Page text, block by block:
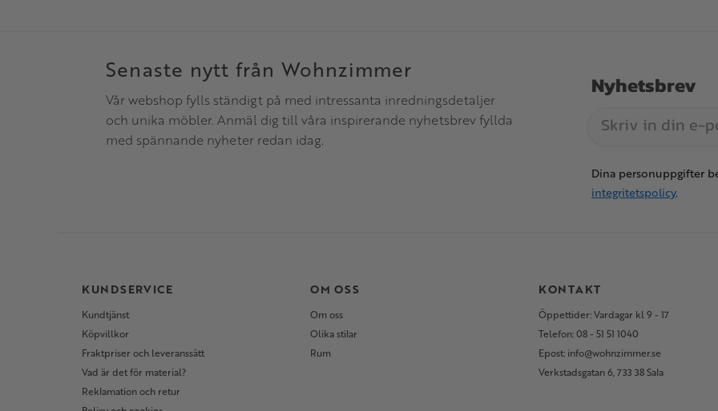
Senaste nytt från Wohnzimmer
Vår webshop fylls ständigt på med intressanta inredningsdetaljer
och unika möbler. Anmäl dig till våra inspirerande nyhetsbrev fyllda
med spännande nyheter redan idag.
Nyhetsbrev
Dina personuppgifter
integritetspolicy.
KUNDSERVICE
Kundtjänst
Köpvillkor
Fraktpriser och leveranssätt
Vad är det för material?
Reklamation och retur
OM OSS
Om oss
Olika stilar
Rum
KONTAKT
Öppettider: Vardagar kl 9 - 17
Telefon: 08 - 51 51 1040
Epost: info@wohnzimmer.se
Verkstadsgatan 6, 733 38 Sala